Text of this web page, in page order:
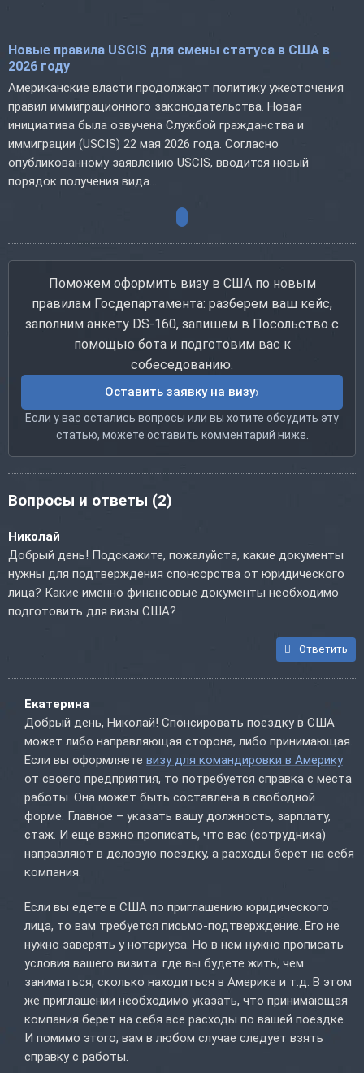
Новые правила USCIS для смены статуса в США в
2026 году
Американские власти продолжают политику ужесточения
правил иммиграционного законодательства. Новая
инициатива была озвучена Службой гражданства и
иммиграции (USCIS) 22 мая 2026 года. Согласно
опубликованному заявлению USCIS, вводится новый
порядок получения вида...
Поможем оформить визу в США по новым
правилам Госдепартамента: разберем ваш кейс,
заполним анкету DS-160, запишем в Посольство с
помощью бота и подготовим вас к
собеседованию.
Оставить заявку на визу
Если у вас остались вопросы или вы хотите обсудить эту
статью, можете оставить комментарий ниже.
Вопросы и ответы (2)
Николай
Добрый день! Подскажите, пожалуйста, какие документы
нужны для подтверждения спонсорства от юридического
лица? Какие именно финансовые документы необходимо
подготовить для визы США?
Ответить
Екатерина
Добрый день, Николай! Спонсировать поездку в США
может либо направляющая сторона, либо принимающая.
Если вы оформляете визу для командировки в Америку
от своего предприятия, то потребуется справка с места
работы. Она может быть составлена в свободной
форме. Главное – указать вашу должность, зарплату,
стаж. И еще важно прописать, что вас (сотрудника)
направляют в деловую поездку, а расходы берет на себя
компания.
Если вы едете в США по приглашению юридического
лица, то вам требуется письмо-подтверждение. Его не
нужно заверять у нотариуса. Но в нем нужно прописать
условия вашего визита: где вы будете жить, чем
заниматься, сколько находиться в Америке и т.д. В этом
же приглашении необходимо указать, что принимающая
компания берет на себя все расходы по вашей поездке.
И помимо этого, вам в любом случае следует взять
справку с работы.